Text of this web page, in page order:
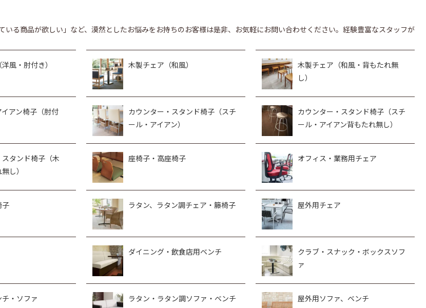
いる商品が欲しい」など、漠然としたお悩みをお持ちのお客様は是非、お気軽にお問い合わせください。経験豊富なスタッフが
風・肘付き） 木製チェア（和風）
木製チェア（和風・背もたれ無
し）
アン椅子（肘付
カウンター・スタンド椅子（スチ
ール・アイアン）
カウンター・スタンド椅子（スチ
ール・アイアン背もたれ無し）
タンド椅子（木
し）
座椅子・高座椅子 オフィス・業務用チェア
子 ラタン、ラタン調チェア・籐椅子 屋外用チェア
ダイニング・飲食店用ベンチ
クラブ・スナック・ボックスソフ
ァ
・ソファ ラタン・ラタン調ソファ・ベンチ 屋外用ソファ、ベンチ